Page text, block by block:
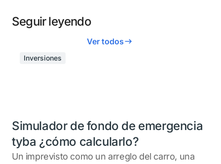
Seguir leyendo
Ver todos
Inversiones
Simulador de fondo de emergencia
tyba ¿cómo calcularlo?
Un imprevisto como un arreglo del carro, una